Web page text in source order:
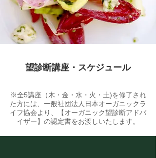
望診断講座・スケジュール
※全5講座（木・金・水・火・土)を修了され
た方には、一般社団法人日本オーガニックラ
イフ協会より、【オーガニック望診断アドバ
イザー】の認定書をお渡しいたします。